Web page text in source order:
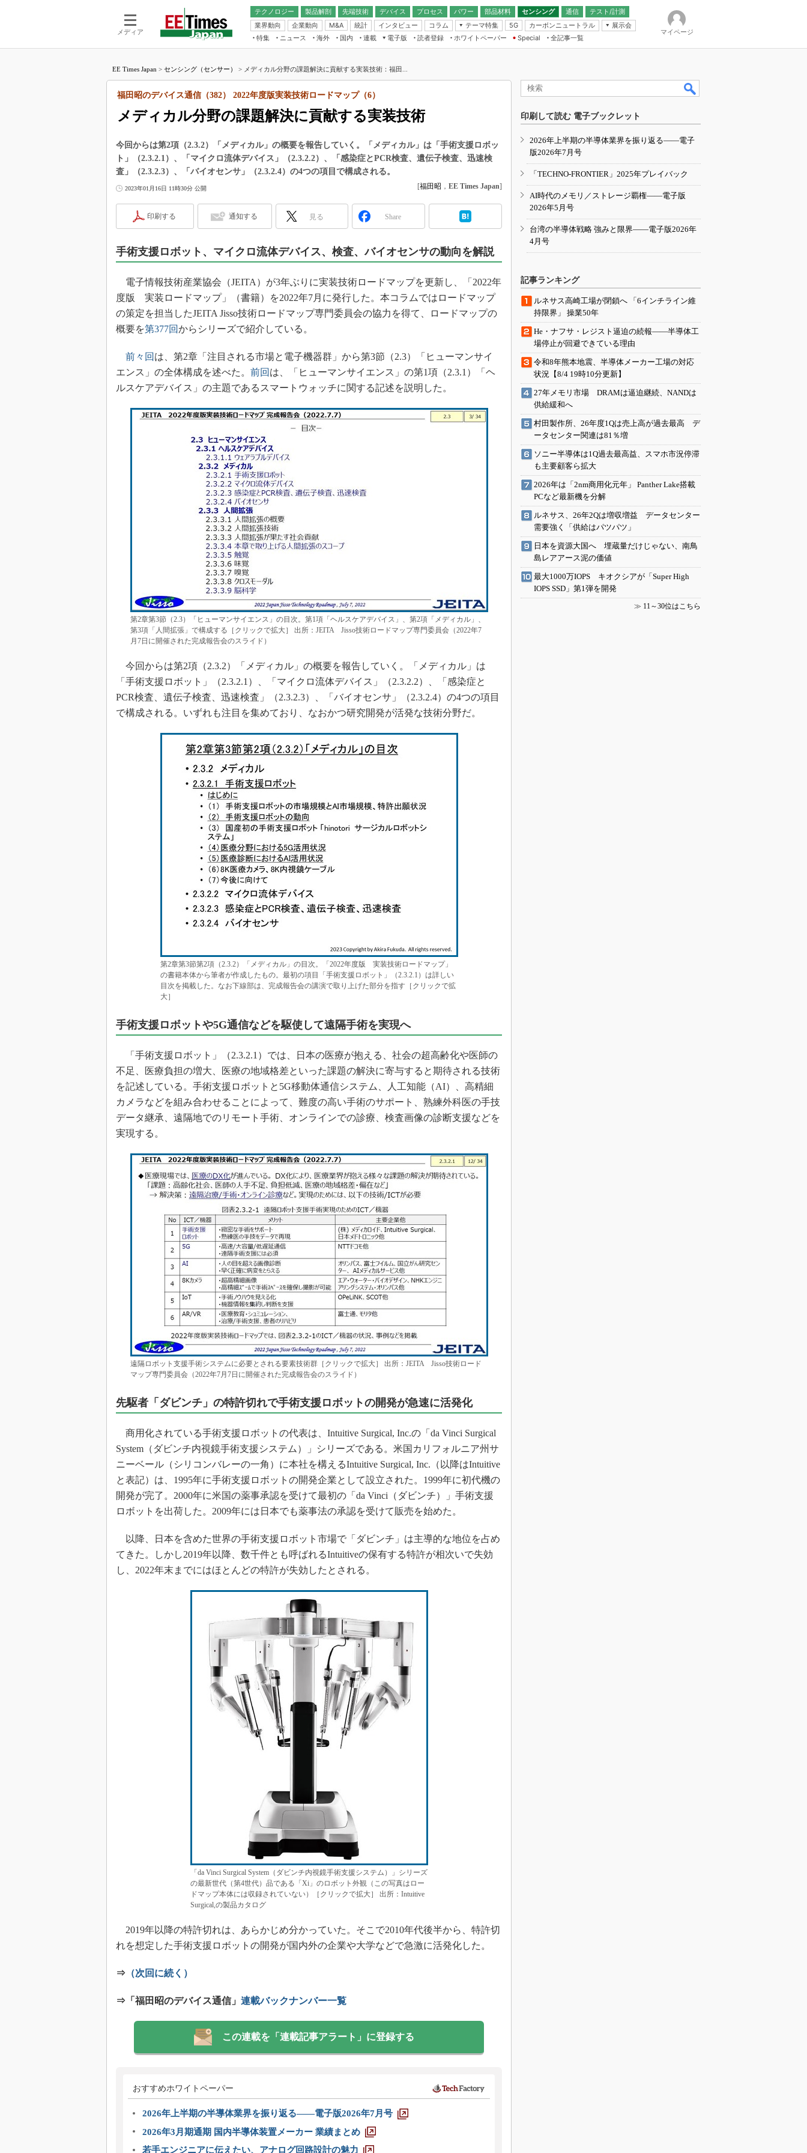
メディア
テクノロジー 製品解剖
先端技術
電池／エネルギー
デバイス
アナログ
マイコン
FPGA
プロセス パワー 部品材料 センシング
通信
無線
テスト/計測
業界動向
企業動向 M&A 統計 インタビュー コラム
テーマ特集
フィジカルAI
半導体後工程
読者調査（EE Times Research）
IoT
電源設計（EDN Japan）
エレクトロニクス入門（EDN
5G カーボンニュートラル
展示会
IoT・エッジコンピューティング
EXPO
TECHNO-FRONTIER
人とくるま展
特集 ニュース 海外 国内
連載
福田昭のデバイス通信
湯之上隆のナノフォーカス
大山聡の業界スコープ
大原雄介のエレ・組み込みプレイバ
リタイア直前エンジニアの社会人大
学漂流記
この10年で起こったこと、次の10年
製品分解で探るアジアの新トレンド
“異端児エンジニア”が仕掛けた社内
改革、執念の180日
イノベーションは日本を救うのか
IHSアナリスト「未来展望」
「英語に愛されないエンジニア」の
ための新行動論
電子版
電子ブックレット
読者登録 ホワイトペーパー
Special
全記事一覧
マイページ
EE Times Japan > センシング（センサー） > メディカル分野の課題解決に貢献する実装技術：福田...
メディカル分野の課題解決に貢献する実装技術
福田昭のデバイス通信（382） 2022年度版実装技術ロードマップ（6）
今回からは第2項（2.3.2）「メディカル」の概要を報告していく。「メディカル」は「手術支援ロボッ
ト」（2.3.2.1）、「マイクロ流体デバイス」（2.3.2.2）、「感染症とPCR検査、遺伝子検査、迅速検
査」（2.3.2.3）、「バイオセンサ」（2.3.2.4）の4つの項目で構成される。
2023年01月16日 11時30分 公開 [福田昭 ， EE Times Japan]
印刷する 通知する 見る Share
手術支援ロボット、マイクロ流体デバイス、検査、バイオセンサの動向を解説
電子情報技術産業協会（JEITA）が3年ぶりに実装技術ロードマップを更新し、「2022年
度版 実装ロードマップ」（書籍）を2022年7月に発行した。本コラムではロードマップ
の策定を担当したJEITA Jisso技術ロードマップ専門委員会の協力を得て、ロードマップの
概要を第377回からシリーズで紹介している。
前々回 は、第2章「注目される市場と電子機器群」から第3節（2.3）「ヒューマンサイ
エンス」の全体構成を述べた。 前回 は、「ヒューマンサイエンス」の第1項（2.3.1）「ヘ
ルスケアデバイス」の主題であるスマートウォッチに関する記述を説明した。
第2章第3節（2.3）「ヒューマンサイエンス」の目次。第1項「ヘルスケアデバイス」、第2項「メディカル」、
第3項「人間拡張」で構成する［クリックで拡大］ 出所：JEITA Jisso技術ロードマップ専門委員会（2022年7
月7日に開催された完成報告会のスライド）
今回からは第2項（2.3.2）「メディカル」の概要を報告していく。「メディカル」は
「手術支援ロボット」（2.3.2.1）、「マイクロ流体デバイス」（2.3.2.2）、「感染症と
PCR検査、遺伝子検査、迅速検査」（2.3.2.3）、「バイオセンサ」（2.3.2.4）の4つの項目
で構成される。いずれも注目を集めており、なおかつ研究開発が活発な技術分野だ。
第2章第3節第2項（2.3.2）「メディカル」の目次。「2022年度版 実装技術ロードマップ」
の書籍本体から筆者が作成したもの。最初の項目「手術支援ロボット」（2.3.2.1）は詳しい
目次を掲載した。なお下線部は、完成報告会の講演で取り上げた部分を指す［クリックで拡
大］
手術支援ロボットや5G通信などを駆使して遠隔手術を実現へ
「手術支援ロボット」（2.3.2.1）では、日本の医療が抱える、社会の超高齢化や医師の
不足、医療負担の増大、医療の地域格差といった課題の解決に寄与すると期待される技術
を記述している。手術支援ロボットと5G移動体通信システム、人工知能（AI）、高精細
カメラなどを組み合わせることによって、難度の高い手術のサポート、熟練外科医の手技
データ継承、遠隔地でのリモート手術、オンラインでの診療、検査画像の診断支援などを
実現する。
遠隔ロボット支援手術システムに必要とされる要素技術群［クリックで拡大］ 出所：JEITA Jisso技術ロード
マップ専門委員会（2022年7月7日に開催された完成報告会のスライド）
先駆者「ダビンチ」の特許切れで手術支援ロボットの開発が急速に活発化
商用化されている手術支援ロボットの代表は、Intuitive Surgical, Inc.の「da Vinci Surgical
System（ダビンチ内視鏡手術支援システム）」シリーズである。米国カリフォルニア州サ
ニーベール（シリコンバレーの一角）に本社を構えるIntuitive Surgical, Inc.（以降はIntuitive
と表記）は、1995年に手術支援ロボットの開発企業として設立された。1999年に初代機の
開発が完了。2000年に米国の薬事承認を受けて最初の「da Vinci（ダビンチ）」手術支援
ロボットを出荷した。2009年には日本でも薬事法の承認を受けて販売を始めた。
以降、日本を含めた世界の手術支援ロボット市場で「ダビンチ」は主導的な地位を占め
てきた。しかし2019年以降、数千件とも呼ばれるIntuitiveの保有する特許が相次いで失効
し、2022年末までにはほとんどの特許が失効したとされる。
「da Vinci Surgical System（ダビンチ内視鏡手術支援システム）」シリーズ
の最新世代（第4世代）品である「Xi」のロボット外観（この写真はロー
ドマップ本体には収録されていない）［クリックで拡大］ 出所：Intuitive
Surgical,の製品カタログ
2019年以降の特許切れは、あらかじめ分かっていた。そこで2010年代後半から、特許切
れを想定した手術支援ロボットの開発が国内外の企業や大学などで急激に活発化した。
⇒ （次回に続く）
⇒「福田昭のデバイス通信」 連載バックナンバー一覧
この連載を「連載記事アラート」に登録する
おすすめホワイトペーパー
2026年上半期の半導体業界を振り返る――電子版2026年7月号
2026年3月期通期 国内半導体装置メーカー 業績まとめ
若手エンジニアに伝えたい、アナログ回路設計の魅力
印刷して読む 電子ブックレット
2026年上半期の半導体業界を振り返る――電子
版2026年7月号
「TECHNO-FRONTIER」2025年プレイバック
AI時代のメモリ／ストレージ覇権――電子版
2026年5月号
台湾の半導体戦略 強みと限界――電子版2026年
4月号
記事ランキング
ルネサス高崎工場が閉鎖へ 「6インチライン維
持限界」 操業50年
He・ナフサ・レジスト逼迫の続報――半導体工
場停止が回避できている理由
令和8年熊本地震、半導体メーカー工場の対応
状況【8/4 19時10分更新】
27年メモリ市場 DRAMは逼迫継続、NANDは
供給緩和へ
村田製作所、26年度1Qは売上高が過去最高 デ
ータセンター関連は81％増
ソニー半導体は1Q過去最高益、スマホ市況停滞
も主要顧客ら拡大
2026年は「2nm商用化元年」 Panther Lake搭載
PCなど最新機を分解
ルネサス、26年2Qは増収増益 データセンター
需要強く「供給はパツパツ」
日本を資源大国へ 埋蔵量だけじゃない、南鳥
島レアアース泥の価値
最大1000万IOPS キオクシアが「Super High
IOPS SSD」第1弾を開発
≫ 11～30位はこちら